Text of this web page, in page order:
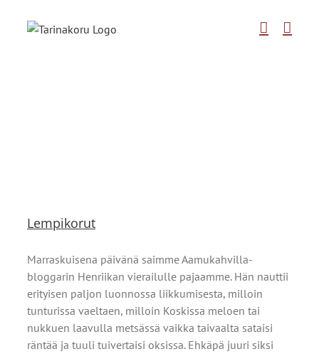
Lempikorut
Marraskuisena päivänä saimme Aamukahvilla-
bloggarin Henriikan vierailulle pajaamme. Hän nauttii
erityisen paljon luonnossa liikkumisesta, milloin
tunturissa vaeltaen, milloin Koskissa meloen tai
nukkuen laavulla metsässä vaikka taivaalta sataisi
räntää ja tuuli tuivertaisi oksissa. Ehkäpä juuri siksi